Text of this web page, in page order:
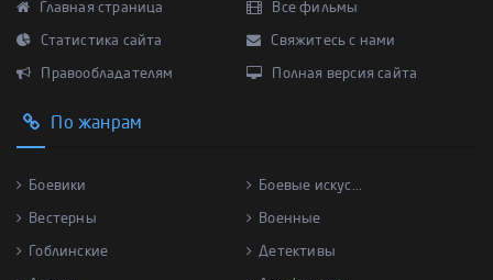
Главная страница Все фильмы
Статистика сайта Свяжитесь с нами
Правообладателям Полная версия сайта
По жанрам
Боевики Боевые искус...
Вестерны Военные
Гоблинские Детективы